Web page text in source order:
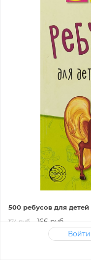
500 ребусов для детей
174 руб. 166 руб.
есть на складе
Войти